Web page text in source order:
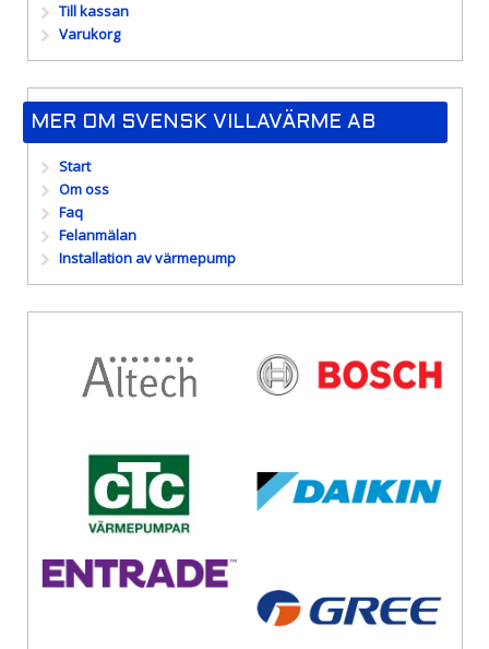
Till kassan
Varukorg
MER OM SVENSK VILLAVÄRME AB
Start
Om oss
Faq
Felanmälan
Installation av värmepump